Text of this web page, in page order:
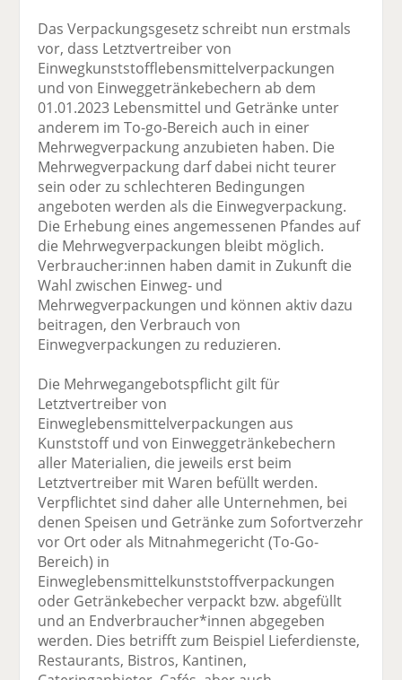
Das Verpackungsgesetz schreibt nun erstmals
vor, dass Letztvertreiber von
Einwegkunststofflebensmittelverpackungen
und von Einweggetränkebechern ab dem
01.01.2023 Lebensmittel und Getränke unter
anderem im To-go-Bereich auch in einer
Mehrwegverpackung anzubieten haben. Die
Mehrwegverpackung darf dabei nicht teurer
sein oder zu schlechteren Bedingungen
angeboten werden als die Einwegverpackung.
Die Erhebung eines angemessenen Pfandes auf
die Mehrwegverpackungen bleibt möglich.
Verbraucher:innen haben damit in Zukunft die
Wahl zwischen Einweg- und
Mehrwegverpackungen und können aktiv dazu
beitragen, den Verbrauch von
Einwegverpackungen zu reduzieren.
Die Mehrwegangebotspflicht gilt für
Letztvertreiber von
Einweglebensmittelverpackungen aus
Kunststoff und von Einweggetränkebechern
aller Materialien, die jeweils erst beim
Letztvertreiber mit Waren befüllt werden.
Verpflichtet sind daher alle Unternehmen, bei
denen Speisen und Getränke zum Sofortverzehr
vor Ort oder als Mitnahmegericht (To-Go-
Bereich) in
Einweglebensmittelkunststoffverpackungen
oder Getränkebecher verpackt bzw. abgefüllt
und an Endverbraucher*innen abgegeben
werden. Dies betrifft zum Beispiel Lieferdienste,
Restaurants, Bistros, Kantinen,